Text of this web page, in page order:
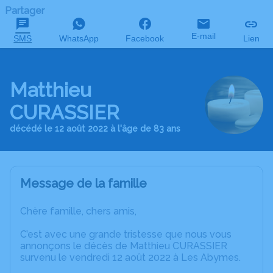
Partager
SMS WhatsApp Facebook E-mail Lien
Matthieu
CURASSIER
décédé le 12 août 2022 à l'âge de 83 ans
Message de la famille
Chère famille, chers amis,
C’est avec une grande tristesse que nous vous
annonçons le décès de Matthieu CURASSIER
survenu le vendredi 12 août 2022 à Les Abymes.